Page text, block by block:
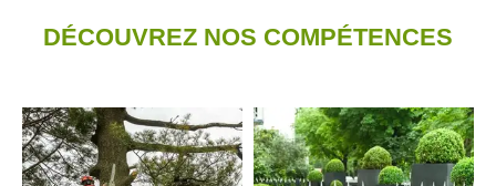
DÉCOUVREZ NOS COMPÉTENCES